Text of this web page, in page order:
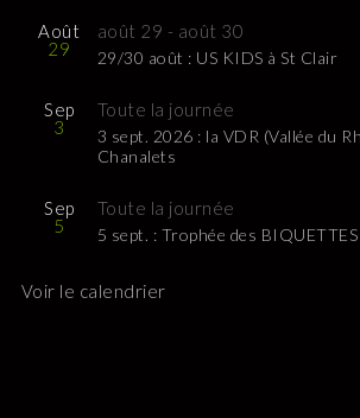
Août
29
août 29 - août 30
29/30 août : US KIDS à St Clair
Sep
3
Toute la journée
3 sept. 2026 : la VDR (Vallée du
Chanalets
Sep
5
Toute la journée
5 sept. : Trophée des BIQUETTES
Voir le calendrier